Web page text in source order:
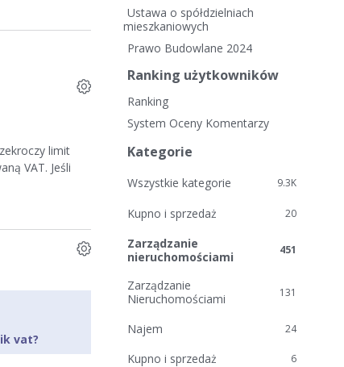
limit
VAT. Jeśli
vat?
e
n
k
Ustawa o spółdzielniach
mieszkaniowych
Prawo Budowlane 2024
Ranking użytkowników
Ranking
System Oceny Komentarzy
Kategorie
9.3K
Wszystkie kategorie
20
Kupno i sprzedaż
451
Zarządzanie
nieruchomościami
131
Zarządzanie
Nieruchomościami
24
Najem
6
Kupno i sprzedaż